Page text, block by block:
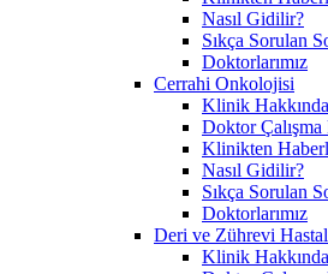
Nasıl Gidilir?
Sıkça Sorulan
Doktorlarımız
Cerrahi Onkolojisi
Klinik Hakkında
Doktor Çalışma
Klinikten
Nasıl Gidilir?
Sıkça Sorulan
Doktorlarımız
Deri ve Zührevi
Klinik Hakkında